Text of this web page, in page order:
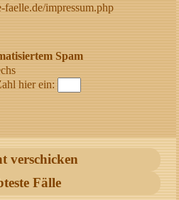
impressum.php
Spam
hier ein:
verschicken
Fälle